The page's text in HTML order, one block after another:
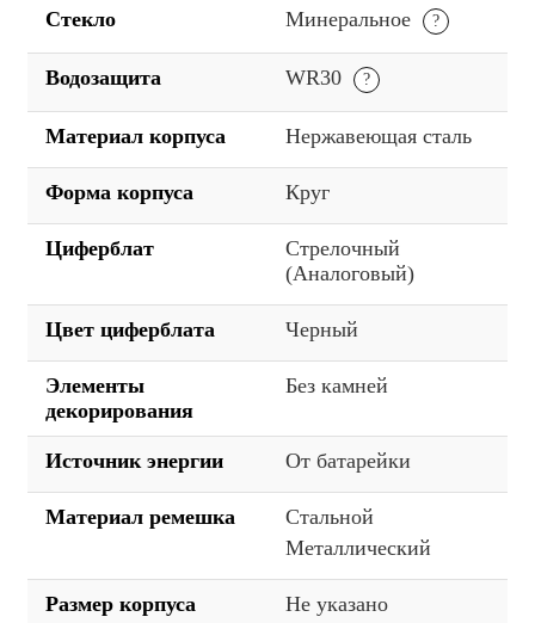
Стекло Минеральное
Водозащита WR30
Материал корпуса Нержавеющая сталь
Форма корпуса Круг
Циферблат
Стрелочный
(Аналоговый)
Цвет циферблата Черный
Элементы
декорирования
Без камней
Источник энергии От батарейки
Материал ремешка
Стальной
Металлический
Размер корпуса Не указано